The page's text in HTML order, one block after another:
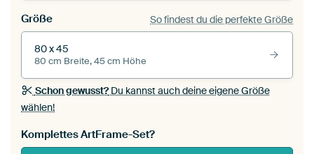
Größe So findest du die perfekte Größe
80 x 45
80 cm Breite, 45 cm Höhe
Schon gewusst?Du kannst auch deine eigene Größe
wählen!
Komplettes ArtFrame-Set?